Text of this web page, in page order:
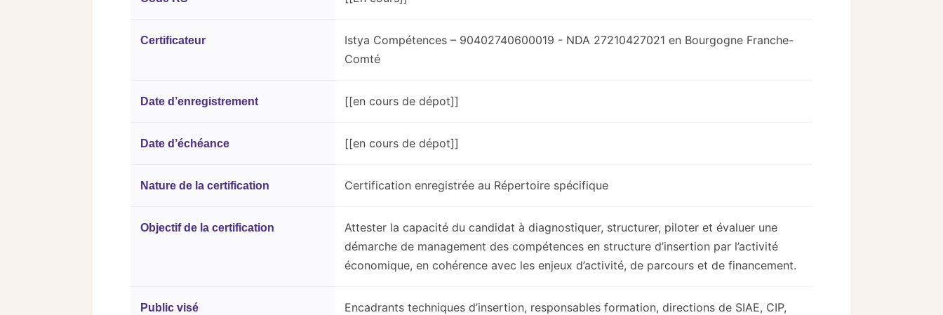
Certificateur
Istya Compétences – 90402740600019 - NDA 27210427021 en Bourgogne Franche-
Comté
Date d’enregistrement [[en cours de dépot]]
Date d’échéance [[en cours de dépot]]
Nature de la certification Certification enregistrée au Répertoire spécifique
Objectif de la certification
Attester la capacité du candidat à diagnostiquer, structurer, piloter et évaluer une
démarche de management des compétences en structure d’insertion par l’activité
économique, en cohérence avec les enjeux d’activité, de parcours et de financement.
Public visé
Encadrants techniques d’insertion, responsables formation, directions de SIAE, CIP,